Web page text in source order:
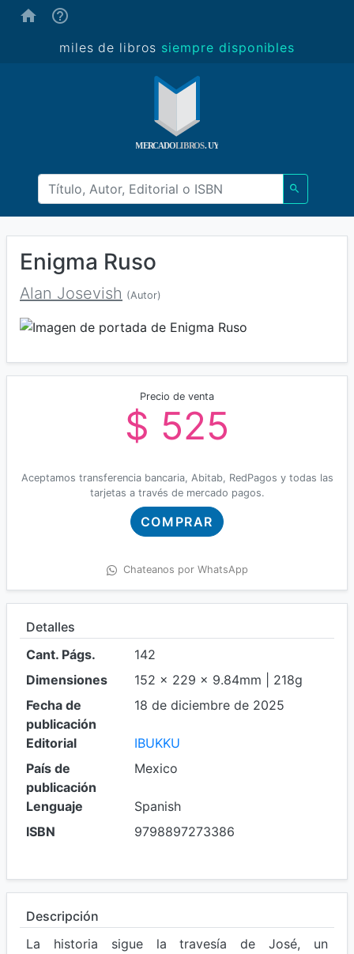
miles de libros siempre disponibles
Enigma Ruso
Alan Josevish (Autor)
Precio de venta
$ 525
Aceptamos transferencia bancaria, Abitab, RedPagos y todas las
tarjetas a través de mercado pagos.
COMPRAR
Chateanos por WhatsApp
Detalles
Cant. Págs.
142
Dimensiones
152 x 229 x 9.84mm | 218g
Fecha de
publicación
18 de diciembre de 2025
Editorial
IBUKKU
País de
publicación
Mexico
Lenguaje
Spanish
ISBN
9798897273386
Descripción
La historia sigue la travesía de José, un